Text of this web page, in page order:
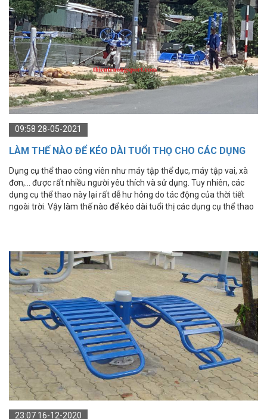
09:58 28-05-2021
LÀM THẾ NÀO ĐỂ KÉO DÀI TUỔI THỌ CHO CÁC DỤNG
CỤ THỂ THAO CÔNG VIÊN?
Dụng cụ thể thao công viên như máy tập thể dục, máy tập vai, xà
đơn,... được rất nhiều người yêu thích và sử dụng. Tuy nhiên, các
dụng cụ thể thao này lại rất dễ hư hỏng do tác động của thời tiết
ngoài trời. Vậy làm thế nào để kéo dài tuổi thị các dụng cụ thể thao
23:07 16-12-2020